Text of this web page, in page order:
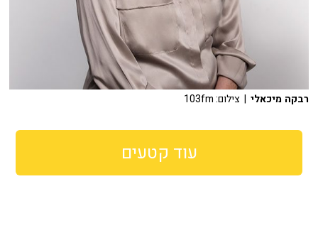
רבקה מיכאלי | צילום: 103fm
עוד קטעים